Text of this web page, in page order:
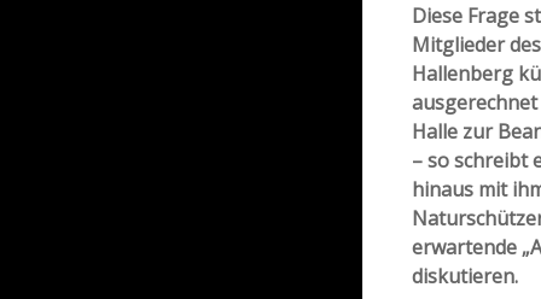
Diese Frage
Mitglieder
Hallenberg
Halle zur
– so schreibt
hinaus mit
erwartende
diskutieren.